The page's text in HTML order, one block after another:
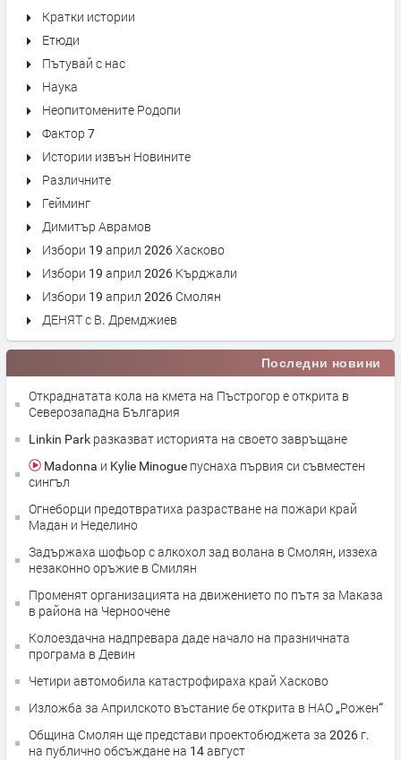
Кратки истории
Етюди
Пътувай с нас
Наука
Неопитомените Родопи
Фактор 7
Истории извън Новините
Различните
Гейминг
Димитър Аврамов
Избори 19 април 2026 Хасково
Избори 19 април 2026 Кърджали
Избори 19 април 2026 Смолян
ДЕНЯТ с В. Дремджиев
Последни новини
Откраднатата кола на кмета на Пъстрогор е открита в
Северозападна България
Linkin Park разказват историята на своето завръщане
сингъл
Огнеборци предотвратиха разрастване на пожари край
Мадан и Неделино
Задържаха шофьор с алкохол зад волана в Смолян, иззеха
незаконно оръжие в Смилян
Променят организацията на движението по пътя за Маказа
в района на Черноочене
Колоездачна надпревара даде начало на празничната
програма в Девин
Четири автомобила катастрофираха край Хасково
Изложба за Априлското въстание бе открита в НАО „Рожен“
Община Смолян ще представи проектобюджета за 2026 г.
на публично обсъждане на 14 август